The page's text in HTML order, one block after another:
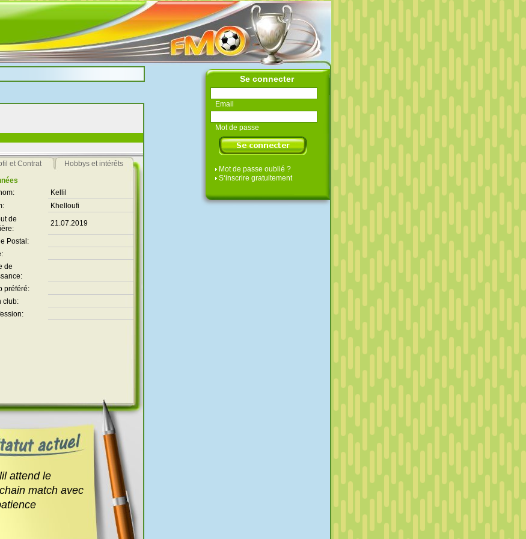
et Contrat
Hobbys et intérêts
Kellil
Khelloufi
de
21.07.2019
Postal:
de
préféré:
club:
attend le
match avec
Se connecter
Email
Mot de passe
Mot de passe oublié ?
S‘inscrire gratuitement